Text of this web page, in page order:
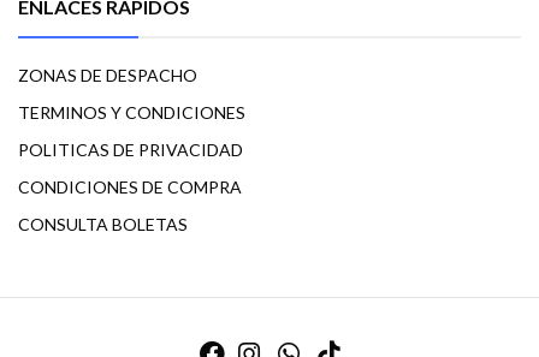
ENLACES RÁPIDOS
ZONAS DE DESPACHO
TERMINOS Y CONDICIONES
POLITICAS DE PRIVACIDAD
CONDICIONES DE COMPRA
CONSULTA BOLETAS